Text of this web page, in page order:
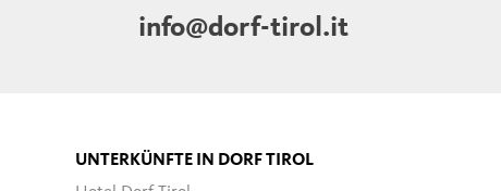
info@dorf-tirol.it
UNTERKÜNFTE IN DORF TIROL